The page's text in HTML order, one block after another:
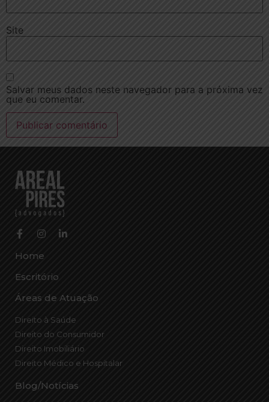
Site
Salvar meus dados neste navegador para a próxima vez
que eu comentar.
Home
Escritório
Áreas de Atuação
Direito à Saúde
Direito do Consumidor
Direito Imobiliário
Direito Médico e Hospitalar
Blog/Notícias